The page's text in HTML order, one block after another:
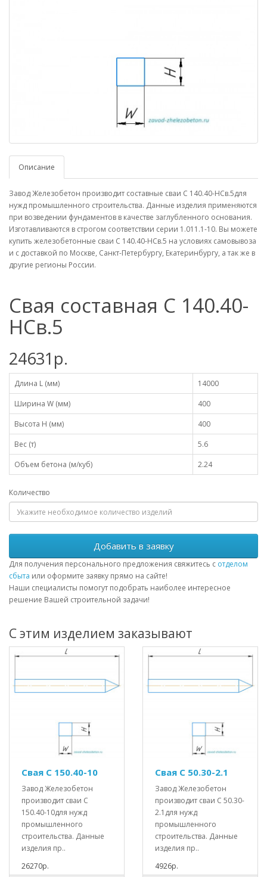
Описание
Завод Железобетон производит составные сваи С 140.40-НСв.5для
нужд промышленного строительства. Данные изделия применяются
при возведении фундаментов в качестве заглубленного основания.
Изготавливаются в строгом соответствии серии 1.011.1-10. Вы можете
купить железобетонные сваи С 140.40-НСв.5 на условиях самовывоза
и с доставкой по Москве, Санкт-Петербургу, Екатеринбургу, а так же в
другие регионы России.
Свая составная С 140.40-
НСв.5
24631р.
Длина L (мм)
14000
Ширина W (мм)
400
Высота H (мм)
400
Вес (т)
5.6
Объем бетона (м/куб)
2.24
Количество
Добавить в заявку
Для получения персонального предложения свяжитесь с отделом
сбыта или оформите заявку прямо на сайте!
Наши специалисты помогут подобрать наиболее интересное
решение Вашей строительной задачи!
С этим изделием заказывают
Свая С 150.40-10
Завод Железобетон
производит сваи С
150.40-10для нужд
промышленного
строительства. Данные
изделия пр..
26270р.
Свая С 50.30-2.1
Завод Железобетон
производит сваи С 50.30-
2.1для нужд
промышленного
строительства. Данные
изделия пр..
4926р.